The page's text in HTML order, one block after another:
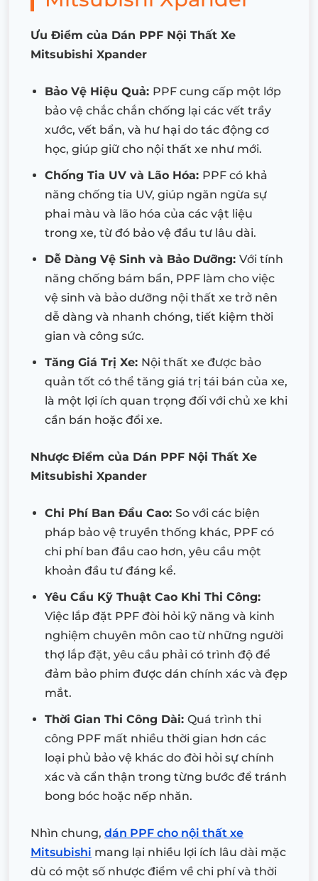
Ưu Điểm của Dán PPF Nội Thất Xe
Mitsubishi Xpander
Bảo Vệ Hiệu Quả: PPF cung cấp một lớp
bảo vệ chắc chắn chống lại các vết trầy
xước, vết bẩn, và hư hại do tác động cơ
học, giúp giữ cho nội thất xe như mới.
Chống Tia UV và Lão Hóa: PPF có khả
năng chống tia UV, giúp ngăn ngừa sự
phai màu và lão hóa của các vật liệu
trong xe, từ đó bảo vệ đầu tư lâu dài.
Dễ Dàng Vệ Sinh và Bảo Dưỡng: Với tính
năng chống bám bẩn, PPF làm cho việc
vệ sinh và bảo dưỡng nội thất xe trở nên
dễ dàng và nhanh chóng, tiết kiệm thời
gian và công sức.
Tăng Giá Trị Xe: Nội thất xe được bảo
quản tốt có thể tăng giá trị tái bán của xe,
là một lợi ích quan trọng đối với chủ xe khi
cần bán hoặc đổi xe.
Nhược Điểm của Dán PPF Nội Thất Xe
Mitsubishi Xpander
Chi Phí Ban Đầu Cao: So với các biện
pháp bảo vệ truyền thống khác, PPF có
chi phí ban đầu cao hơn, yêu cầu một
khoản đầu tư đáng kể.
Yêu Cầu Kỹ Thuật Cao Khi Thi Công:
Việc lắp đặt PPF đòi hỏi kỹ năng và kinh
nghiệm chuyên môn cao từ những người
thợ lắp đặt, yêu cầu phải có trình độ để
đảm bảo phim được dán chính xác và đẹp
mắt.
Thời Gian Thi Công Dài: Quá trình thi
công PPF mất nhiều thời gian hơn các
loại phủ bảo vệ khác do đòi hỏi sự chính
xác và cẩn thận trong từng bước để tránh
bong bóc hoặc nếp nhăn.
Nhìn chung, dán PPF cho nội thất xe
Mitsubishi mang lại nhiều lợi ích lâu dài mặc
dù có một số nhược điểm về chi phí và thời